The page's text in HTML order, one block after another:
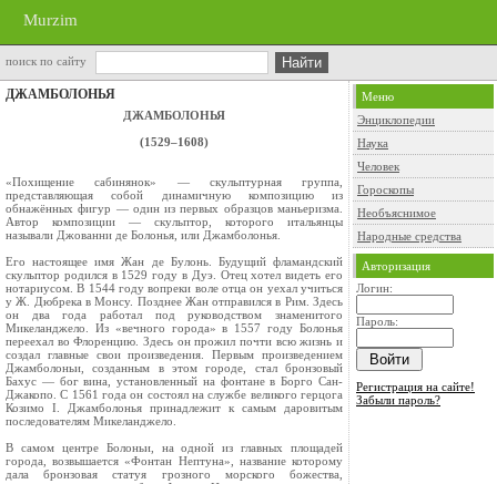
Murzim
поиск по сайту
ДЖАМБОЛОНЬЯ
ДЖАМБОЛОНЬЯ
(1529–1608)
«Похищение сабинянок» — скульптурная группа,
представляющая собой динамичную композицию из
обнажённых фигур — один из первых образцов маньеризма.
Автор композиции — скульптор, которого итальянцы
называли Джованни де Болонья, или Джамболонья.
Его настоящее имя Жан де Булонь. Будущий фламандский
скульптор родился в 1529 году в Дуэ. Отец хотел видеть его
нотариусом. В 1544 году вопреки воле отца он уехал учиться
у Ж. Дюбрека в Монсу. Позднее Жан отправился в Рим. Здесь
он два года работал под руководством знаменитого
Микеланджело. Из «вечного города» в 1557 году Болонья
переехал во Флоренцию. Здесь он прожил почти всю жизнь и
создал главные свои произведения. Первым произведением
Джамболоньи, созданным в этом городе, стал бронзовый
Бахус — бог вина, установленный на фонтане в Борго Сан-
Джакопо. С 1561 года он состоял на службе великого герцога
Козимо I. Джамболонья принадлежит к самым даровитым
последователям Микеланджело.
В самом центре Болоньи, на одной из главных площадей
города, возвышается «Фонтан Нептуна», название которому
дала бронзовая статуя грозного морского божества,
Меню
Энциклопедии
Наука
Человек
Гороскопы
Необъяснимое
Народные средства
Авторизация
Логин:
Пароль:
Регистрация на сайте!
Забыли пароль?